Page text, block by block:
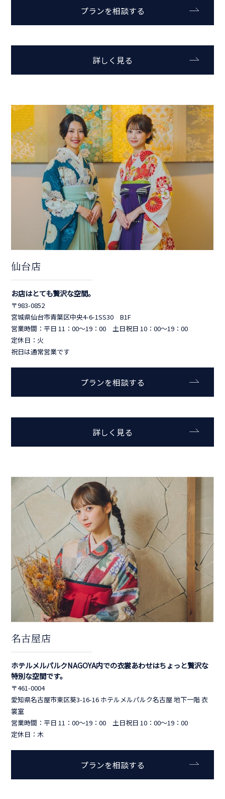
プランを相談する
詳しく見る
仙台店
お店はとても贅沢な空間。
〒983-0852
宮城県仙台市青葉区中央4-6-1SS30 B1F
営業時間：平日 11：00～19：00 土日祝日 10：00～19：00
定休日：火
祝日は通常営業です
プランを相談する
詳しく見る
名古屋店
ホテルメルパルクNAGOYA内での衣裳あわせはちょっと贅沢な
特別な空間です。
〒461-0004
愛知県名古屋市東区葵3-16-16 ホテルメルパルク名古屋 地下一階 衣
裳室
営業時間：平日 11：00～19：00 土日祝日 10：00～19：00
定休日：木
プランを相談する